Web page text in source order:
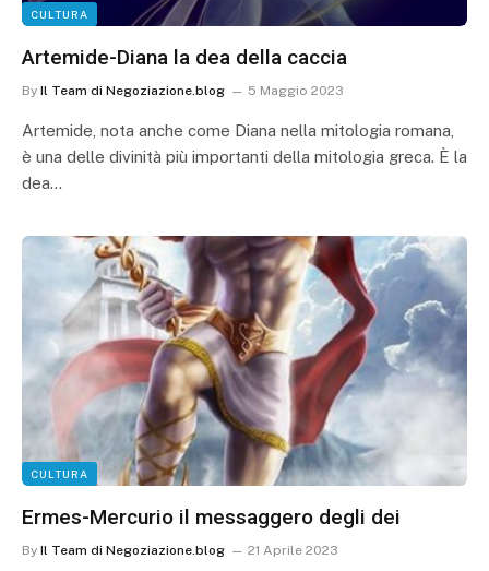
CULTURA
Artemide-Diana la dea della caccia
By Il Team di Negoziazione.blog 5 Maggio 2023
Artemide, nota anche come Diana nella mitologia romana,
è una delle divinità più importanti della mitologia greca. È la
dea…
CULTURA
Ermes-Mercurio il messaggero degli dei
By Il Team di Negoziazione.blog 21 Aprile 2023